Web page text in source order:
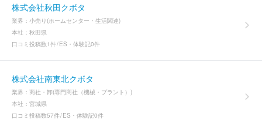
株式会社秋田クボタ
業界： 小売り(ホームセンター・生活関連)
本社： 秋田県
口コミ投稿数1件 ES・体験記0件
株式会社南東北クボタ
業界： 商社・卸(専門商社（機械・プラント）)
本社： 宮城県
口コミ投稿数57件 ES・体験記0件